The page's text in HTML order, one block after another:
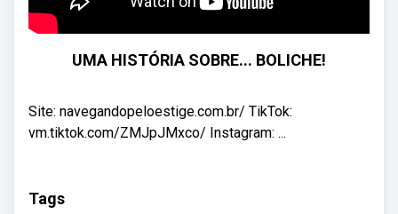
UMA HISTÓRIA SOBRE... BOLICHE!
Site: navegandopeloestige.com.br/ TikTok:
vm.tiktok.com/ZMJpJMxco/ Instagram: ...
Tags